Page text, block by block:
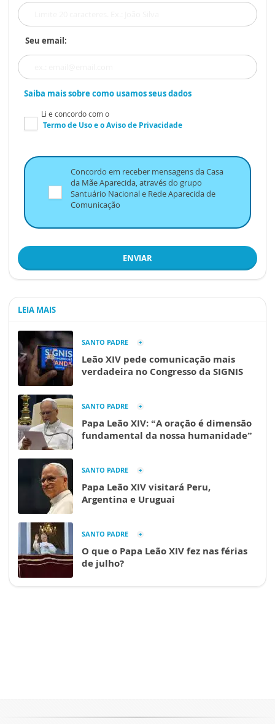
Seu email:
Saiba mais sobre como usamos seus dados
Li e concordo com o
Termo de Usoe oAviso de Privacidade
Concordo em receber mensagens da Casa
da Mãe Aparecida, através do grupo
Santuário Nacional e Rede Aparecida de
Comunicação
ENVIAR
LEIA MAIS
SANTO PADRE
Leão XIV pede comunicação mais
verdadeira no Congresso da SIGNIS
SANTO PADRE
Papa Leão XIV: “A oração é dimensão
fundamental da nossa humanidade”
SANTO PADRE
Papa Leão XIV visitará Peru,
Argentina e Uruguai
SANTO PADRE
O que o Papa Leão XIV fez nas férias
de julho?